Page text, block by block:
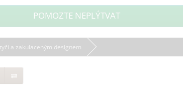
POMOZTE NEPLÝTVAT
a zakulaceným designem